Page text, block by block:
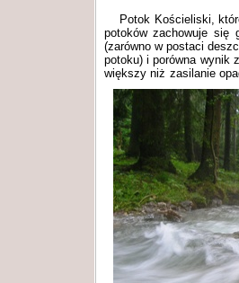
Potok Kościeliski,
potoków zachowuje się
(zarówno w postaci
potoku) i porówna wynik
większy niż zasilanie